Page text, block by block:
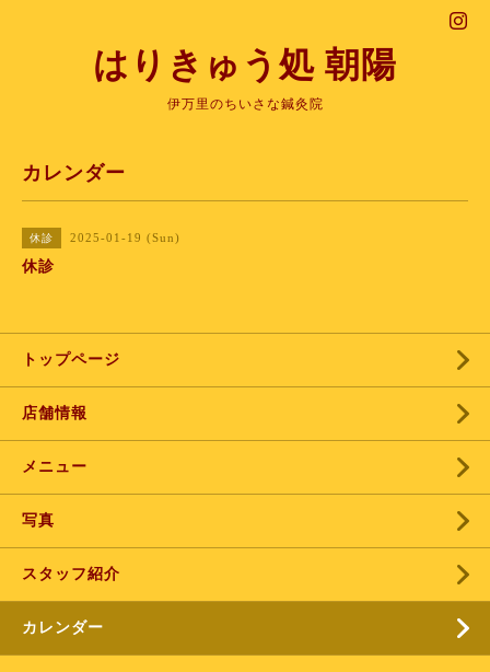
はりきゅう処 朝陽
伊万里のちいさな鍼灸院
カレンダー
休診 2025-01-19 (Sun)
休診
トップページ
店舗情報
メニュー
写真
スタッフ紹介
カレンダー